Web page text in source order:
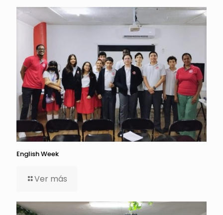
English Week
Ver más